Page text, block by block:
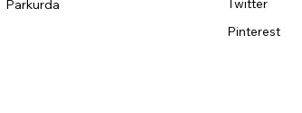
Parkurda
Twitter
Pinterest